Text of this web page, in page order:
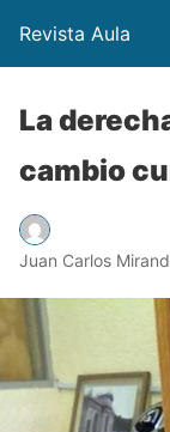
Revista Aula
La
cambio
Juan Carlos